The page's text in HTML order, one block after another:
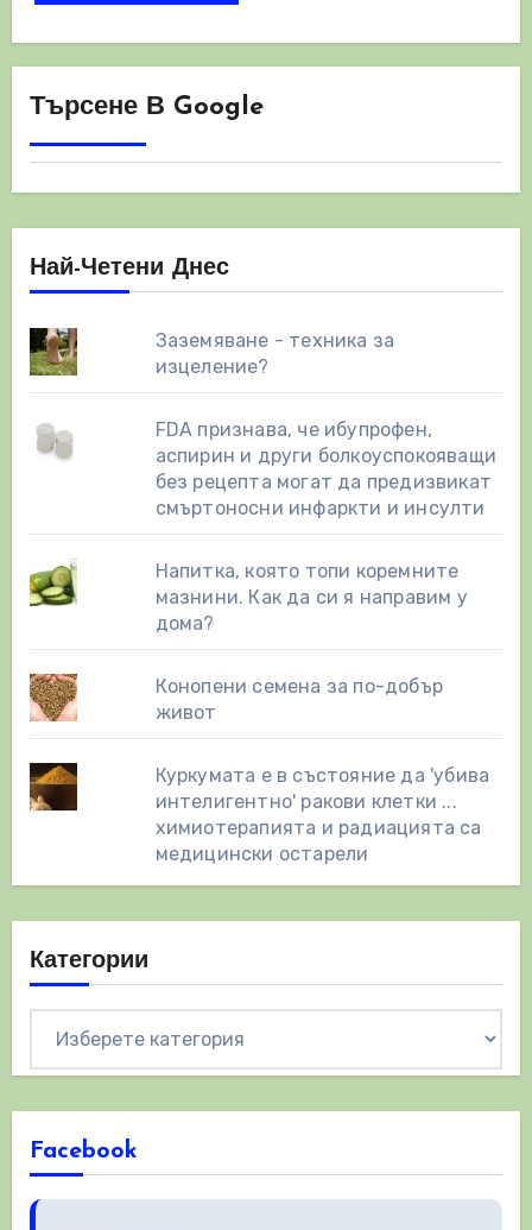
Търсене В Google
Най-Четени Днес
Заземяване - техника за
изцеление?
FDA признава, че ибупрофен,
аспирин и други болкоуспокояващи
без рецепта могат да предизвикат
смъртоносни инфаркти и инсулти
Напитка, която топи коремните
мазнини. Как да си я направим у
дома?
Конопени семена за по-добър
живот
Куркумата е в състояние да 'убива
интелигентно' ракови клетки ...
химиотерапията и радиацията са
медицински остарели
Категории
Facebook